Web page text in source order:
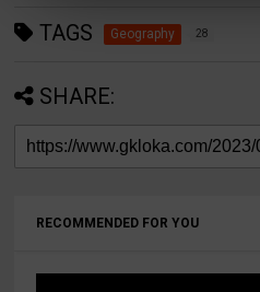
TAGS Geography 28
SHARE:
RECOMMENDED FOR YOU